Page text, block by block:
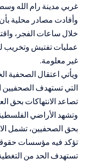
غربي مدينة رام الله
وأفادت مصادر محلية
خلال ساعات الفجر،
عمليات تفتيش وتخريب
غير معلومة.
ويأتي اعتقال الصحفية
التي تستهدف الصحفيين
تصاعد الانتهاكات بحق
وتشهد الأراضي
بحق الصحفيين، تشمل
تؤكد فيه مؤسسات
تستهدف الحد من التغطية